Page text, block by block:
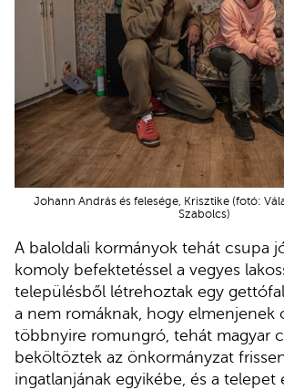
Johann András és felesége, Krisztike (fotó:
Szabolcs)
A baloldali kormányok tehát csupa
komoly befektetéssel a vegyes
településből létrehoztak egy
a nem romáknak, hogy elmenjenek
többnyire romungró, tehát magyar
beköltöztek az önkormányzat
ingatlanjának egyikébe, és a telepet